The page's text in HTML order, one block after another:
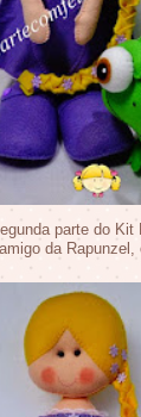
parte do Kit
da Rapunzel,